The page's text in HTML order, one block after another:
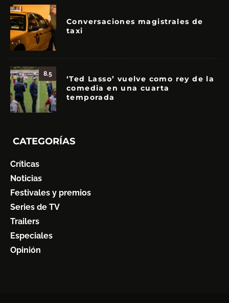
Conversaciones magistrales de
taxi
8.5
‘Ted Lasso’ vuelve como rey de la
comedia en una cuarta
temporada
CATEGORÍAS
Críticas
Noticias
Festivales y premios
Series de TV
Trailers
Especiales
Opinión